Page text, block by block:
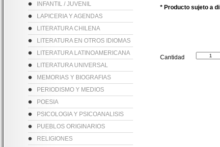
INFANTIL / JUVENIL
LAPICERIA Y AGENDAS
LITERATURA CHILENA
LITERATURA EN OTROS IDIOMAS
LITERATURA LATINOAMERICANA
LITERATURA UNIVERSAL
MEMORIAS Y BIOGRAFIAS
PERIODISMO Y MEDIOS
POESIA
PSICOLOGIA Y PSICOANALISIS
PUEBLOS ORIGINARIOS
RELIGIONES
* Producto sujeto a
Cantidad